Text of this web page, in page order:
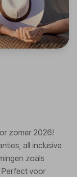
zomer 2026!
all inclusive
zoals
Perfect voor